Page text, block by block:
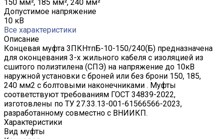
150 мм², 185 мм², 240 мм²
Допустимое напряжение
10 кВ
Все характеристики
Описание
Концевая муфта 3ПКНтпБ-10-150/240(Б) предназначена
для оконцевания 3-х жильного кабеля с изоляцией из
сшитого полиэтилена (СПЭ) на напряжение до 10кВ
наружной установки с броней или без брони 150, 185,
240 мм2 с болтовыми наконечниками . Муфты
соответствуют требованиям ГОСТ 34839-2022,
изготовлены по ТУ 27.33.13-001-61566566-2023,
разработанному совместно с ВНИИКП.
Характеристики
Вид муфты